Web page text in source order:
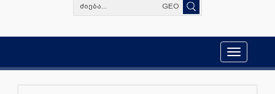
GEO
Toggle
navigation